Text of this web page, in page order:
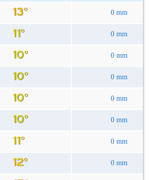
0 mm
0 mm
0 mm
0 mm
0 mm
0 mm
0 mm
0 mm